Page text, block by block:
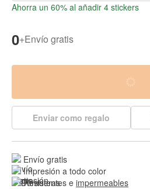
Ahorra un 60% al añadir 4 stickers
0+Envío gratis
Enviar como regalo
Envío gratis
Impresión a todo color
Resistentes e impermeables